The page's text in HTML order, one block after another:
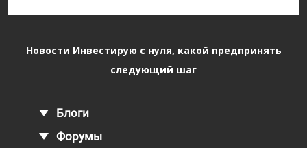
Новости Инвестирую с нуля, какой предпринять
следующий шаг
Блоги
Форумы